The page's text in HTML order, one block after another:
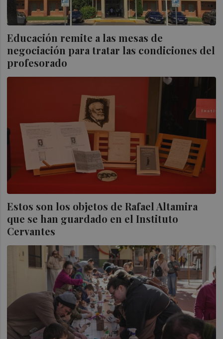
Educación remite a las mesas de
negociación para tratar las condiciones del
profesorado
Estos son los objetos de Rafael Altamira
que se han guardado en el Instituto
Cervantes